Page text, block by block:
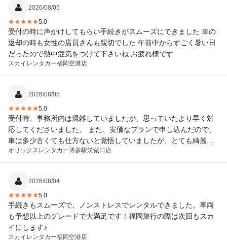
2026/08/05
5.0
受付の時に声かけしてもらい手続きがスムーズにできました 車の
返却の時も女性の店員さんも親切でした 午前中からすごく暑い日
だったので熱中症気をつけて下さいね お疲れ様です
スカイレンタカー福岡空港店
2026/08/05
5.0
受付時、事務所内は混雑していましたが、思っていたより早く対
応してくださいました。 また、安価なプランで申し込んだので、
車は多少古くても仕方ないと覚悟していましたが、とても綺麗で
新しい車体を用意してくださいました。 お陰様で楽しい旅行を満
喫できました。ありがとうございました。とても満足していま
オリックスレンタカー博多駅筑紫口店
2026/08/04
5.0
手続きもスムーズで、ノンストレスでレンタルできました。車両
も予想以上のグレードで大満足です！福岡旅行の際は次回もスカ
イにします♪
スカイレンタカー福岡空港店